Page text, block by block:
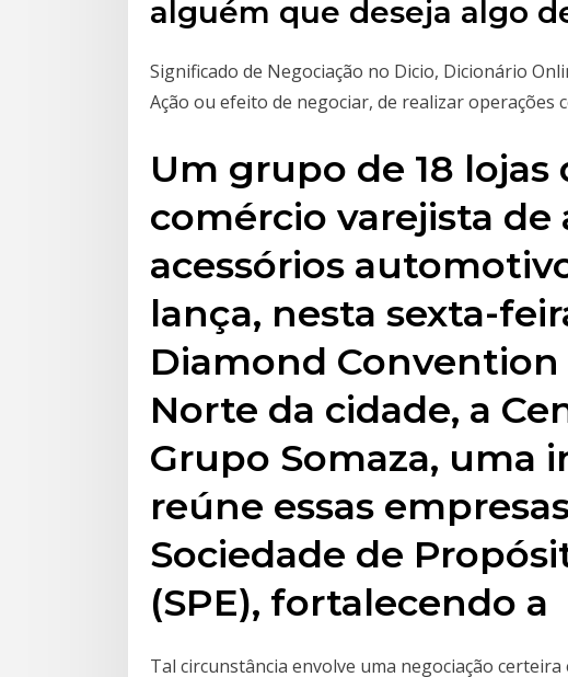
alguém que deseja algo
Significado de Negociação no Dicio, Dicionário
Ação ou efeito de negociar, de realizar operações
Um grupo de 18 lojas
comércio varejista de
acessórios
lança, nesta sexta-
Diamond Convention
Norte da cidade, a
Grupo Somaza, uma
reúne essas
Sociedade de
(SPE), fortalecendo a
Tal circunstância envolve uma negociação